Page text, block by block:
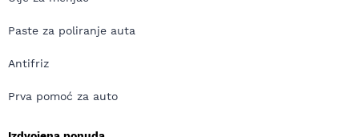
Paste za poliranje auta
Antifriz
Prva pomoć za auto